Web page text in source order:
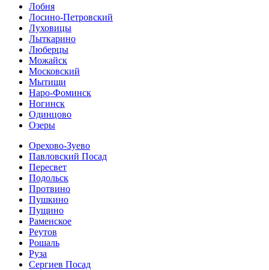
Лобня
Лосино-Петровский
Луховицы
Лыткарино
Люберцы
Можайск
Московский
Мытищи
Наро-Фоминск
Ногинск
Одинцово
Озеры
Орехово-Зуево
Павловский Посад
Пересвет
Подольск
Протвино
Пушкино
Пущино
Раменское
Реутов
Рошаль
Руза
Сергиев Посад